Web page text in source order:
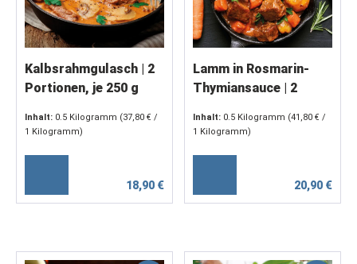
Kalbsrahmgulasch | 2
Portionen, je 250 g
Inhalt: 0.5 Kilogramm (37,80 € /
1 Kilogramm)
18,90 €
Lamm in Rosmarin-
Thymiansauce | 2
Inhalt: 0.5 Kilogramm (41,80 € /
1 Kilogramm)
20,90 €